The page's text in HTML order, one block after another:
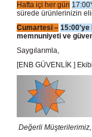
Hafta içi her gün
sürede ürünlerinizin
Cumartesi – 15:00'ye
memnuniyeti ve
Saygılarımla,
[ENB GÜVENLİK ]
Değerli Müşterilerimiz,